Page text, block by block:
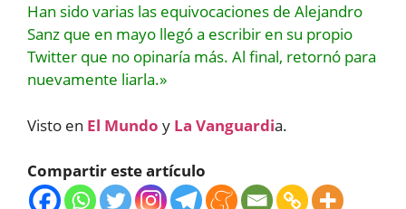
Han sido varias las equivocaciones de Alejandro
Sanz que en mayo llegó a escribir en su propio
Twitter que no opinaría más. Al final, retornó para
nuevamente liarla.»
Visto en El Mundo y La Vanguardia.
Compartir este artículo